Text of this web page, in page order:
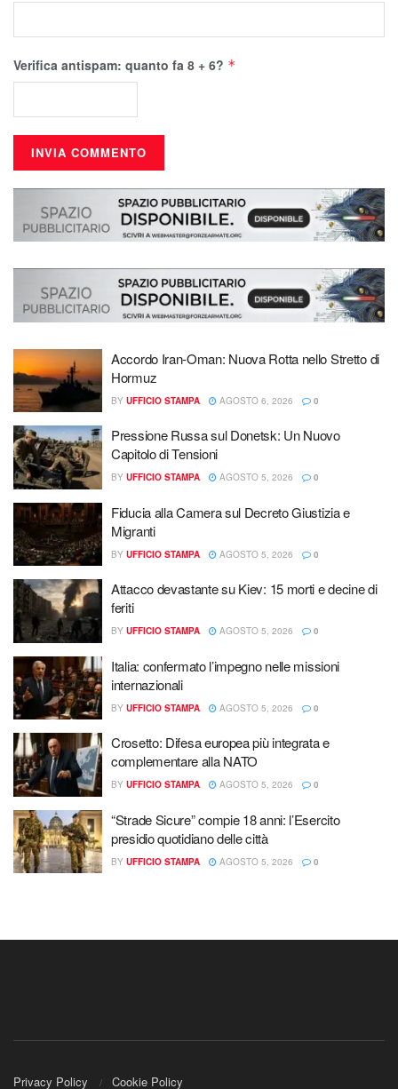
Verifica antispam: quanto fa 8 + 6? *
Accordo Iran-Oman: Nuova Rotta nello Stretto di
Hormuz
BY UFFICIO STAMPA AGOSTO 6, 2026 0
Pressione Russa sul Donetsk: Un Nuovo
Capitolo di Tensioni
BY UFFICIO STAMPA AGOSTO 5, 2026 0
Fiducia alla Camera sul Decreto Giustizia e
Migranti
BY UFFICIO STAMPA AGOSTO 5, 2026 0
Attacco devastante su Kiev: 15 morti e decine di
feriti
BY UFFICIO STAMPA AGOSTO 5, 2026 0
Italia: confermato l’impegno nelle missioni
internazionali
BY UFFICIO STAMPA AGOSTO 5, 2026 0
Crosetto: Difesa europea più integrata e
complementare alla NATO
BY UFFICIO STAMPA AGOSTO 5, 2026 0
“Strade Sicure” compie 18 anni: l’Esercito
presidio quotidiano delle città
BY UFFICIO STAMPA AGOSTO 5, 2026 0
Privacy Policy Cookie Policy